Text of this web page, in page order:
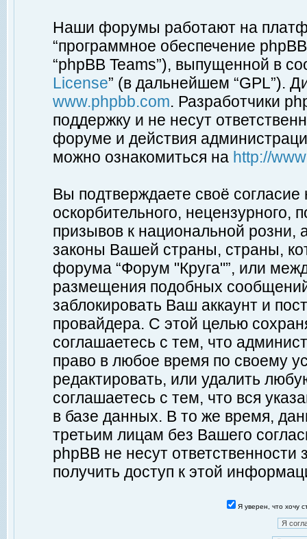
Наши форумы работают на
“программное обеспечение
“phpBB Teams”), выпущенной в
License” (в дальнейшем “GPL”).
www.phpbb.com. Разработчики
поддержку и не несут
форуме и действия
можно ознакомиться на http://
Вы подтверждаете своё
оскорбительного, нецензурного,
призывов к национальной
законы Вашей страны, страны,
форума “Форум "Круга"”, или
размещения подобных
заблокировать Ваш аккаунт и
провайдера. С этой целью
соглашаетесь с тем, что
право в любое время по своему
редактировать, или удалить
соглашаетесь с тем, что вся
в базе данных. В то же время,
третьим лицам без Вашего
phpBB не несут ответственности
получить доступ к этой
Я уверен, что хочу